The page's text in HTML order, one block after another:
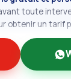
toute
obtenir un tarif